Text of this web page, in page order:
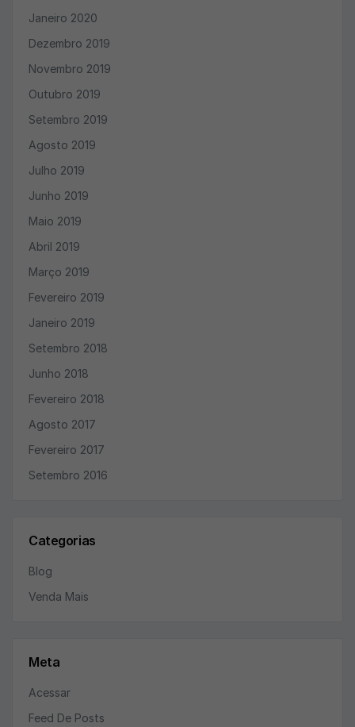
Janeiro 2020
Dezembro 2019
Novembro 2019
Outubro 2019
Setembro 2019
Agosto 2019
Julho 2019
Junho 2019
Maio 2019
Abril 2019
Março 2019
Fevereiro 2019
Janeiro 2019
Setembro 2018
Junho 2018
Fevereiro 2018
Agosto 2017
Fevereiro 2017
Setembro 2016
Categorias
Blog
Venda Mais
Meta
Acessar
Feed De Posts